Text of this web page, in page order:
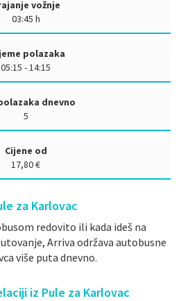
vožnje
03:45 h
polazaka
05:15 - 14:15
dnevno
5
Cijene od
17,80 €
za Karlovac
redovito ili kada ideš na
Arriva održava autobusne
više puta dnevno.
iz Pule za Karlovac